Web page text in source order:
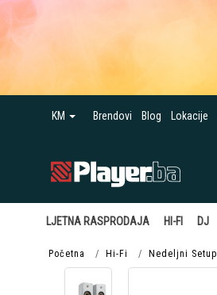
KM Brendovi Blog Lokacije
LJETNA RASPRODAJA HI-FI DJ
Početna Hi-Fi Nedeljni Setup